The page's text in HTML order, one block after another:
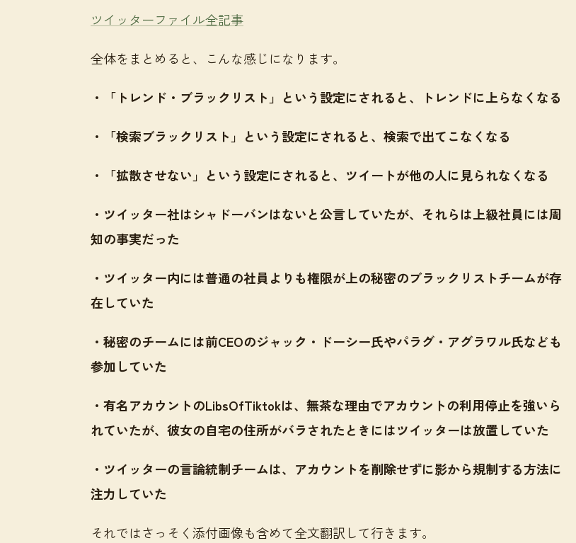
ツイッターファイル全記事
全体をまとめると、こんな感じになります。
・「トレンド・ブラックリスト」という設定にされると、トレンドに上らなくなる
・「検索ブラックリスト」という設定にされると、検索で出てこなくなる
・「拡散させない」という設定にされると、ツイートが他の人に見られなくなる
・ツイッター社はシャドーバンはないと公言していたが、それらは上級社員には周
知の事実だった
・ツイッター内には普通の社員よりも権限が上の秘密のブラックリストチームが存
在していた
・秘密のチームには前CEOのジャック・ドーシー氏やパラグ・アグラワル氏なども
参加していた
・有名アカウントのLibsOfTiktokは、無茶な理由でアカウントの利用停止を強いら
れていたが、彼女の自宅の住所がバラされたときにはツイッターは放置していた
・ツイッターの言論統制チームは、アカウントを削除せずに影から規制する方法に
注力していた
それではさっそく添付画像も含めて全文翻訳して行きます。